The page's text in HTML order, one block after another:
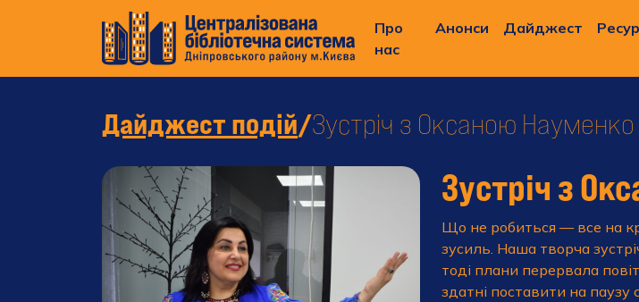
Про
нас
Анонси Дайджест
Дайджест подій/Зустріч з Оксаною Науменко
Зустріч з
Що не робиться — все на
зусиль. Наша творча
тоді плани перервала
здатні поставити на